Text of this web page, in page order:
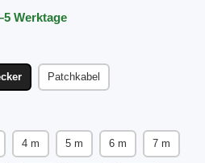
Werktage
Patchkabel
4 m 5 m 6 m 7 m